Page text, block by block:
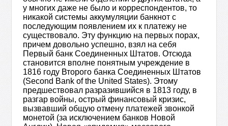
у многих даже не было и корреспондентов, то
никакой системы аккумуляции банкнот с
последующим появлением их к платежу не
существовало. Эту функцию на первых порах,
причем довольно успешно, взял на себя
Первый банк Соединенных Штатов. Отсюда
становится вполне понятным учреждение в
1816 году Второго банка Соединенных Штатов
(Second Bank of the United States). Этому
предшествовал разразившийся в 1813 году, в
разгар войны, острый финансовый кризис,
вызвавший общую отмену платежей звонкой
монетой (за исключением банков Новой